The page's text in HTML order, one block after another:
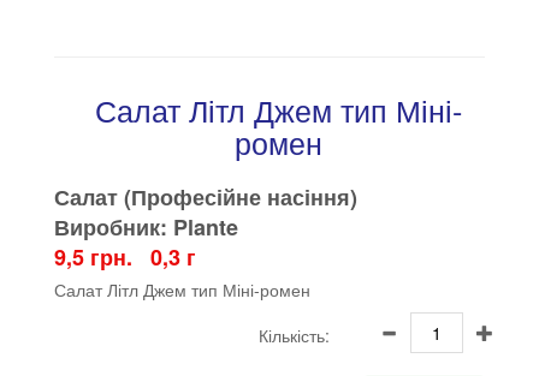
Салат Літл Джем тип Міні-
ромен
Салат (Професійне насіння)
Виробник: Plante
9,5 грн. 0,3 г
Салат Літл Джем тип Міні-ромен
Кількість: